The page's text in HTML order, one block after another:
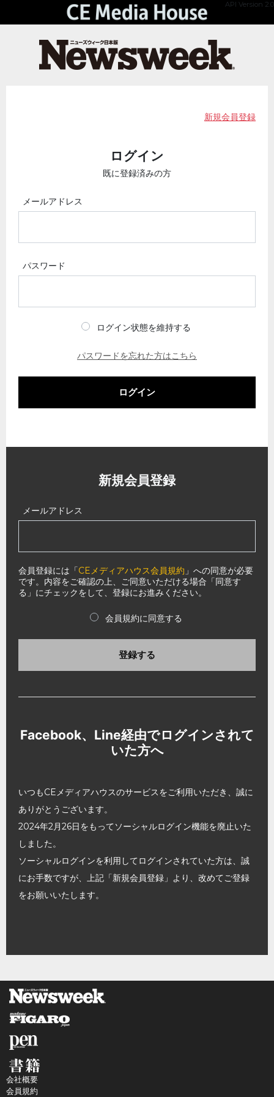
API Version 2.0
新規会員登録
ログイン
既に登録済みの方
メールアドレス
パスワード
ログイン状態を維持する
パスワードを忘れた方はこちら
ログイン
新規会員登録
メールアドレス
会員登録には「CEメディアハウス会員規約 」への同意が必要
です。内容をご確認の上、ご同意いただける場合「同意す
る」にチェックをして、登録にお進みください。
会員規約に同意する
登録する
Facebook、Line経由でログインされて
いた方へ
いつもCEメディアハウスのサービスをご利用いただき、誠に
ありがとうございます。
2024年2月26日をもってソーシャルログイン機能を廃止いた
しました。
ソーシャルログインを利用してログインされていた方は、誠
にお手数ですが、上記「新規会員登録」より、改めてご登録
をお願いいたします。
会社概要
会員規約